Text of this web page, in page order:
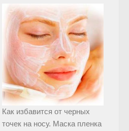
Как избавится от черных
точек на носу. Маска пленка